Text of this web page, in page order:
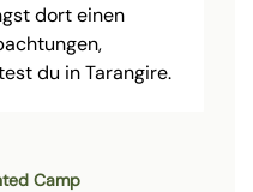
dort einen
du in Tarangire.
Camp